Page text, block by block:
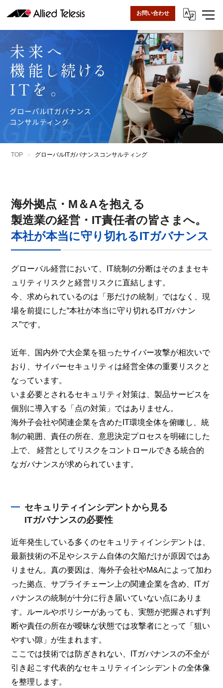
お問い合わせ
TOP グローバルITガバナンスコンサルティング
海外拠点・M＆Aを抱える
製造業の経営・IT責任者の皆さまへ。
本社が本当に守り切れるITガバナンス
グローバル経営において、IT統制の分断はそのままセキ
ュリティリスクと経営リスクに直結します。
今、求められているのは「形だけの統制」ではなく、現
場を前提にした“本社が本当に守り切れるITガバナン
ス”です。
近年、国内外で大企業を狙ったサイバー攻撃が相次いで
おり、サイバーセキュリティは経営全体の重要リスクと
なっています。
いま必要とされるセキュリティ対策は、製品サービスを
個別に導入する「点の対策」ではありません。
海外子会社や関連企業を含めたIT環境全体を俯瞰し、統
制の範囲、責任の所在、意思決定プロセスを明確にした
上で、
経営としてリスクをコントロールできる統合的
なガバナンスが求められています。
セキュリティインシデントから見る
ITガバナンスの必要性
近年発生している多くのセキュリティインシデントは、
最新技術の不足やシステム自体の欠陥だけが原因ではあ
りません。真の要因は、海外子会社やM&Aによって加わ
った拠点、サプライチェーン上の関連企業を含め、ITガ
バナンスの統制が十分に行き届いていない点にありま
す。ルールやポリシーがあっても、実態が把握されず判
断や責任の所在が曖昧な状態では攻撃者にとって「狙い
やすい隙」が生まれます。
ここでは技術では防ぎきれない、ITガバナンスの不全が
引き起こす代表的なセキュリティインシデントの全体像
を整理します。